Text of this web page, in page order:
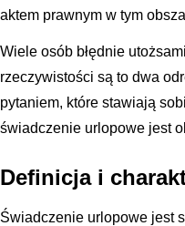
aktem prawnym w tym
Wiele osób błędnie
rzeczywistości są to dwa
pytaniem, które stawiają
świadczenie urlopowe jest
Definicja i
Świadczenie urlopowe jest